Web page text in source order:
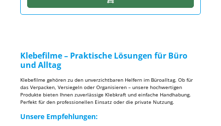
Klebefilme – Praktische Lösungen für Büro
und Alltag
Klebefilme gehören zu den unverzichtbaren Helfern im Büroalltag. Ob für
das Verpacken, Versiegeln oder Organisieren – unsere hochwertigen
Produkte bieten Ihnen zuverlässige Klebkraft und einfache Handhabung.
Perfekt für den professionellen Einsatz oder die private Nutzung.
Unsere Empfehlungen: